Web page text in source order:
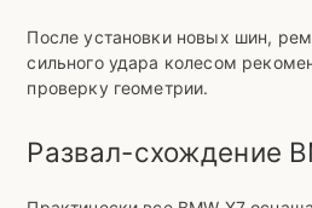
После установки новых шин,
сильного удара колесом
проверку геометрии.
Развал-схождение